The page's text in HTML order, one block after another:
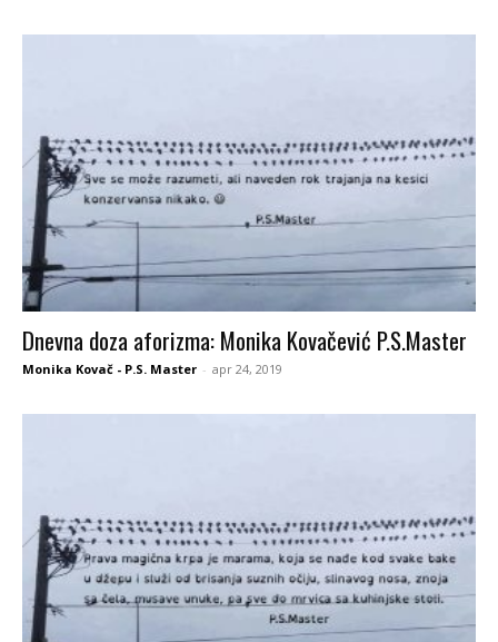
Dnevna doza aforizma: Monika Kovačević P.S.Master
Monika Kovač - P.S. Master - apr 24, 2019